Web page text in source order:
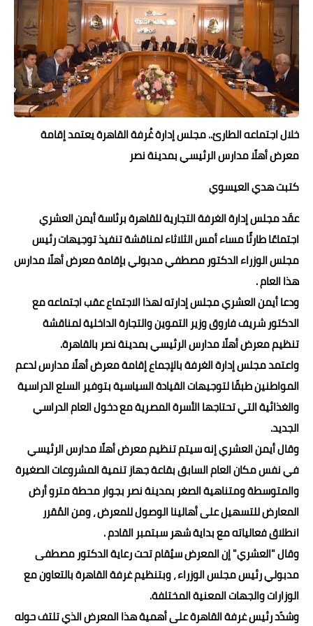
حوادث وقضايا
خدمات
الصحه والجمال
فن المطبخ
مقالات
خلال اجتماعه الطارئ.. مجلس إدارة غُرفة القاهرة يعتمد إقامة
معرض أهلًا مدارس الرئيسي بمدينة نصر
كتبت هدي العيسوي
عقَد مجلس إدارة الغرفة التجارية للقاهرة برئاسة أيمن العشري
اجتماعًا طارئًا مساء أمس الثلاثاء لمناقشة تنفيذ توجيهات رئيس
مجلس الوزراء الدكتور مصطفي مدبولي بإقامة معرض أهلًا مدارس
هذا العام .
ودعا أيمن العشري مجلس إدارته لهذا الاجتماع عقب اجتماعه مع
الدكتور شريف فاروق وزير التموين والتجارة الداخلية لمناقشة
تنظيم معرض أهلًا مدارس الرئيسي بمدينة نصر بالقاهرة.
واعتمد مجلس إدارة الغرفة بالإجماع إقامة معرض أهلًا مدارس لدعم
المواطنين طبقًا لتوجيهات القيادة السياسية بتوفير السلع الدراسية
والغذائية التي تحتاجها الأسرة المصرية مع دخول العام الدراسي
الجديد.
وقال أيمن العشري إنه سيتم تنظيم معرض أهلًا مدارس الرئيسي
في نفس مكان العام السابق بقاعة جهاز تنمية المشروعات الصغيرة
والمتوسطة ومتناهية الصغر بمدينة نصر بجوار محطة مترو أرض
المعارض للتسهيل على أهالينا الوصول للمعرض ، ومن المُقرر
انطلاق فعالياته مع بداية شهر سبتمبر القادم .
وقال "العشري" إن المعرض سيُقام تحت رعاية الدكتور مصطفى
مدبولي رئيس مجلس الوزراء ، وبتنظيم غرفة القاهرة بالتعاون مع
الوزارات والجهات المعنية المختلفة.
وشدّد رئيس غرفة القاهرة على أهمية هذا المعرض الذي تلتف حوله